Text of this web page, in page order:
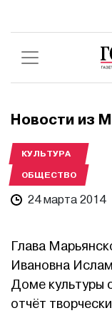
Новости из
КУЛЬТУРА
ОБЩЕСТВО
24 марта 2014
Глава
Ивановна
Доме культуры
отчёт